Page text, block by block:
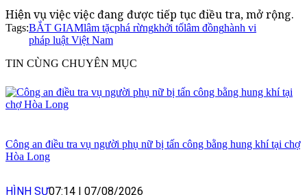
Hiện vụ việc việc đang được tiếp tục điều tra, mở rộng.
Tags:BẮT GIAMlâm tặcphá rừngkhởi tốlâm đồnghành vi
pháp luật Việt Nam
TIN CÙNG CHUYÊN MỤC
Công an điều tra vụ người phụ nữ bị tấn công bằng hung khí tại chợ
Hòa Long
HÌNH SỰ07:14 07/08/2026